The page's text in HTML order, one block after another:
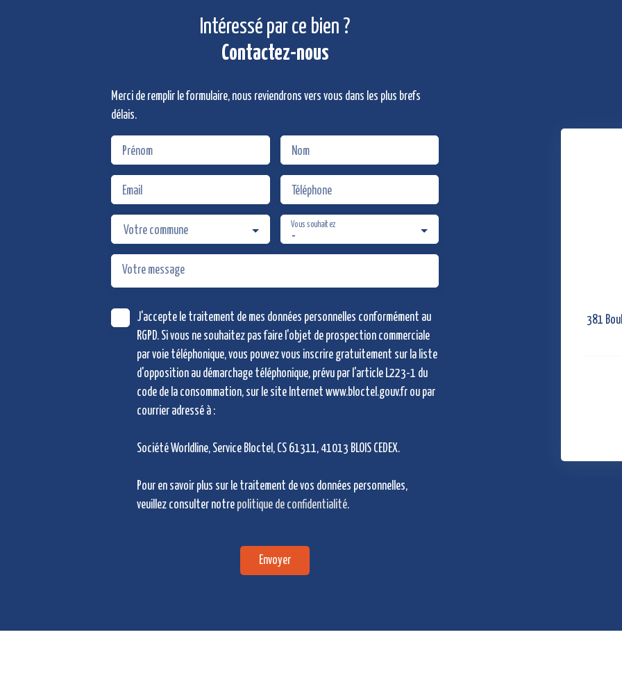
Intéressé par ce bien ?
Contactez-nous
Merci de remplir le formulaire, nous reviendrons vers vous dans les plus brefs
délais.
Prénom Nom
Email Téléphone
Votre commune -
Vous souhaitez
Votre message
J'accepte le traitement de mes données personnelles conformément au
RGPD. Si vous ne souhaitez pas faire l'objet de prospection commerciale
par voie téléphonique, vous pouvez vous inscrire gratuitement sur la liste
d'opposition au démarchage téléphonique, prévu par l'article L223-1 du
code de la consommation, sur le site Internet www.bloctel.gouv.fr ou par
courrier adressé à :
Société Worldline, Service Bloctel, CS 61311, 41013 BLOIS CEDEX.
Pour en savoir plus sur le traitement de vos données personnelles,
veuillez consulter notre politique de confidentialité.
Envoyer
381